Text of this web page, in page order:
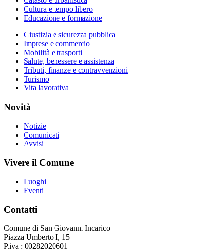
Cultura e tempo libero
Educazione e formazione
Giustizia e sicurezza pubblica
Imprese e commercio
Mobilità e trasporti
Salute, benessere e assistenza
Tributi, finanze e contravvenzioni
Turismo
Vita lavorativa
Novità
Notizie
Comunicati
Avvisi
Vivere il Comune
Luoghi
Eventi
Contatti
Comune di San Giovanni Incarico
Piazza Umberto I, 15
P.iva : 00282020601